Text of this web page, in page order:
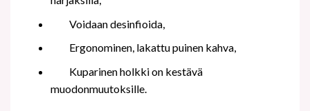
Voidaan desinfioida,
Ergonominen, lakattu puinen kahva,
Kuparinen holkki on kestävä
muodonmuutoksille.